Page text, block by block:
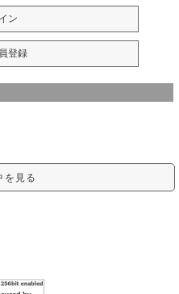
を見る